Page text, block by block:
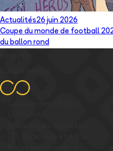
Actualités26 juin 2026
Coupe du monde de football
du ballon rond